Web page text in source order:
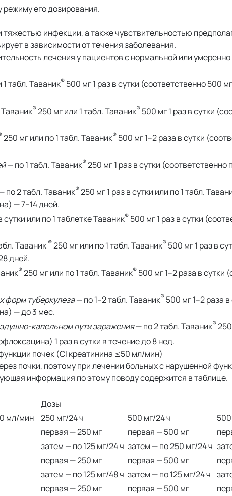
его дозирования.
инфекции, а также чувствительностью
в зависимости от течения заболевания.
лечения у пациентов с нормальной или
1 табл. Таваник® 500 мг 1 раз в сутки (соответственно 500 мг
®250 мг или 1 табл. Таваник® 500 мг 1 раз в сутки
250 мг или по 1 табл. Таваник® 500 мг 1–2 раза в сутки
— по 1 табл. Таваник®250 мг 1 раз в сутки (соответственно
по 2 табл. Таваник®250 мг 1 раз в сутки или по 1 табл.
— 7–14 дней.
сутки или по 1 таблетке Таваник® 500 мг 1 раз в сутки
Таваник ®250 мг или по 1 табл. Таваник® 500 мг 1 раз в
дней.
®250 мг или по 1 табл. Таваник® 500 мг 1–2 раза в сутки
форм туберкулеза— по 1–2 табл. Таваник® 500 мг 1–2 раза в
— до 3 мес.
капельном пути заражения— по 2 табл. Таваник®
1 раз в сутки в течение до 8 нед.
почек (Cl креатинина ≤50 мл/мин)
почки, поэтому при лечении больных с нарушенной
информация по этому поводу содержится в таблице.
Дозы
мл/мин
250 мг/24 ч 500 мг/24 ч
первая — 250 мг первая — 500 мг
затем — по 125 мг/24 ч затем — по 250 мг/24 ч
первая — 250 мг первая — 500 мг
затем — по 125 мг/48 ч затем — по 125 мг/24 ч
первая — 250 мг первая — 500 мг